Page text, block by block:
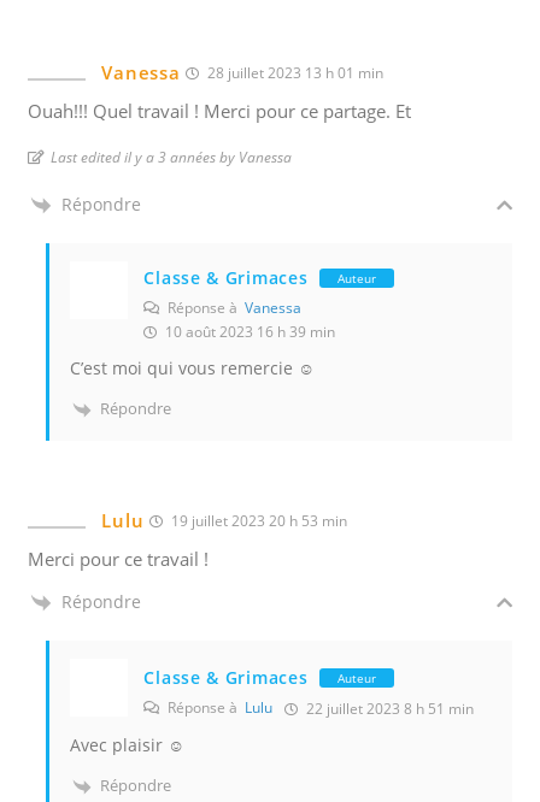
Vanessa 28 juillet 2023 13 h 01 min
Ouah!!! Quel travail ! Merci pour ce partage. Et
Last edited il y a 3 années by Vanessa
Répondre
Classe & Grimaces Auteur
Réponse àVanessa
10 août 2023 16 h 39 min
C’est moi qui vous remercie ☺️
Répondre
Lulu 19 juillet 2023 20 h 53 min
Merci pour ce travail !
Répondre
Classe & Grimaces Auteur
Réponse à Lulu 22 juillet 2023 8 h 51 min
Avec plaisir ☺️
Répondre